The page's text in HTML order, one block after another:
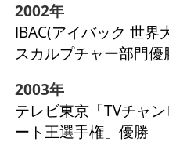
2002年
IBAC(アイバック 世界
スカルプチャー部門優
2003年
テレビ東京「TVチャ
ート王選手権」優勝